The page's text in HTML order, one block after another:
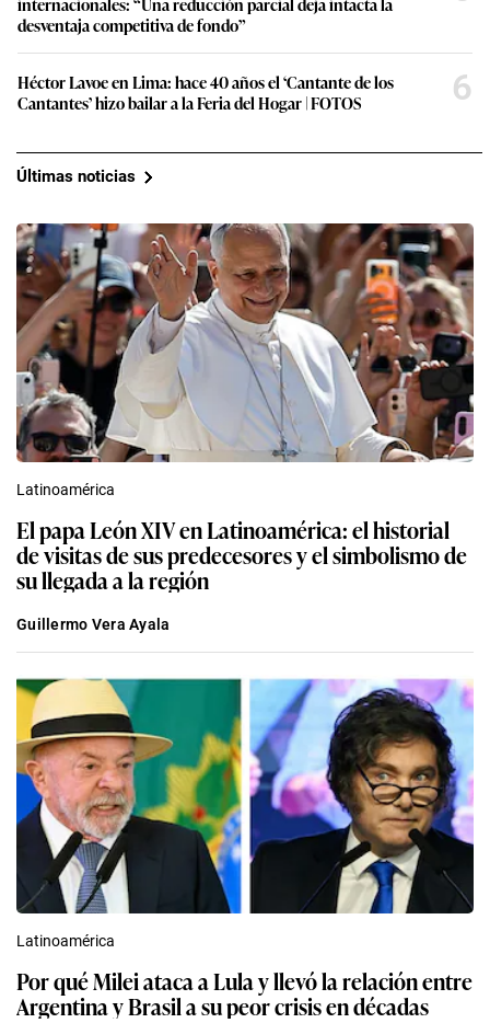
desventaja competitiva de fondo”
Héctor Lavoe en Lima: hace 40 años el ‘Cantante de los
Cantantes’ hizo bailar a la Feria del Hogar | FOTOS
6
Últimas noticias
Latinoamérica
El papa León XIV en Latinoamérica: el historial
de visitas de sus predecesores y el simbolismo de
su llegada a la región
Guillermo Vera Ayala
Latinoamérica
Por qué Milei ataca a Lula y llevó la relación entre
Argentina y Brasil a su peor crisis en décadas